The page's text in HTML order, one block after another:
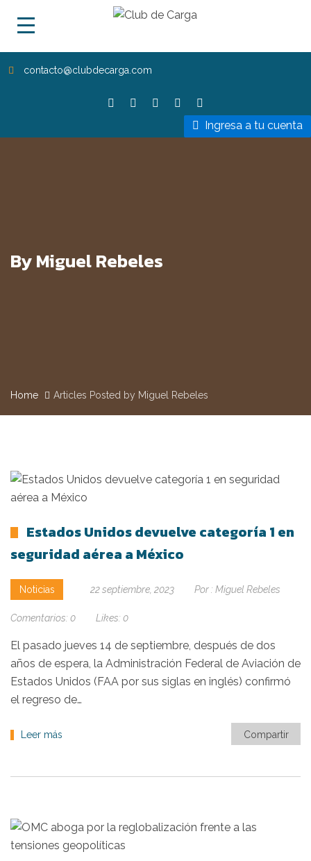
contacto@clubdecarga.com
Ingresa a tu cuenta
By Miguel Rebeles
Home Articles Posted by Miguel Rebeles
Estados Unidos devuelve categoría 1 en
seguridad aérea a México
Noticias 22 septiembre, 2023 Por : Miguel Rebeles
Comentarios: 0 Likes: 0
El pasado jueves 14 de septiembre, después de dos
años de espera, la Administración Federal de Aviación de
Estados Unidos (FAA por sus siglas en inglés) confirmó
el regreso de…
Leer más Compartir